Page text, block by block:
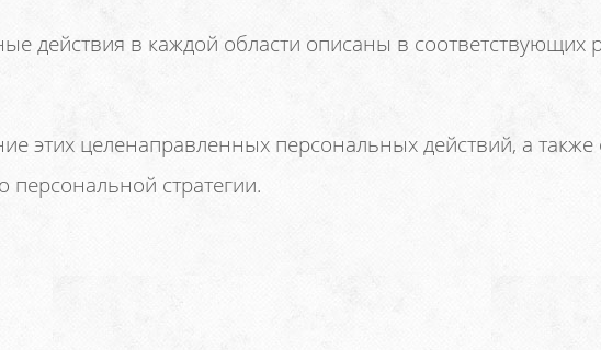
действия в каждой области описаны в соответствующих
этих целенаправленных персональных действий, а также
персональной стратегии.